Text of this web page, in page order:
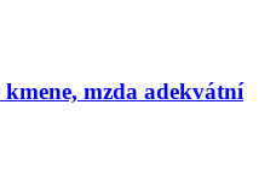
mzda adekvátní